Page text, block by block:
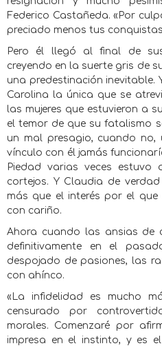
Federico Castañeda. «Por
preciado menos tus
Pero él llegó al final de
creyendo en la suerte gris de
una predestinación inevitable.
Carolina la única que se
las mujeres que estuvieron a
el temor de que su fatalismo
un mal presagio, cuando no,
vínculo con él jamás
Piedad varias veces
cortejos. Y Claudia de
más que el interés por el
con cariño.
Ahora cuando las ansias de
definitivamente en el
despojado de pasiones, las
con ahínco.
«La infidelidad es mucho
censurado por
morales. Comenzaré por
impresa en el instinto, y es